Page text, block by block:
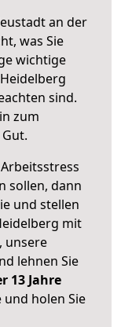
an der
was Sie
wichtige
sind.
zum
sollen, dann
und stellen
mit
, unsere
lehnen Sie
13 Jahre
holen Sie